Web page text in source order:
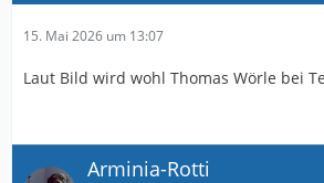
15. Mai 2026 um 13:07
Laut Bild wird wohl Thomas Wörle bei
Arminia-Rotti